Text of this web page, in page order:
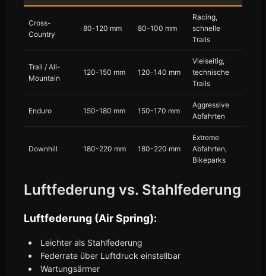
Cross-
Country
80-120 mm 80-100 mm
Racing,
schnelle
Trails
Trail / All-
Mountain
120-150 mm 120-140 mm
Vielseitig,
technische
Trails
Enduro 150-180 mm 150-170 mm
Aggressive
Abfahrten
Downhill 180-220 mm 180-220 mm
Extreme
Abfahrten,
Bikeparks
Luftfederung vs. Stahlfederung
Luftfederung (Air Spring):
Leichter als Stahlfederung
Federrate über Luftdruck einstellbar
Wartungsärmer